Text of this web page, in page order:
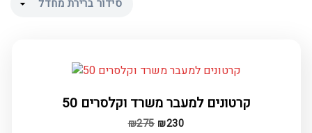
50 קרטונים למעבר משרד וקלסרים
₪275 המחיר
₪230המחיר